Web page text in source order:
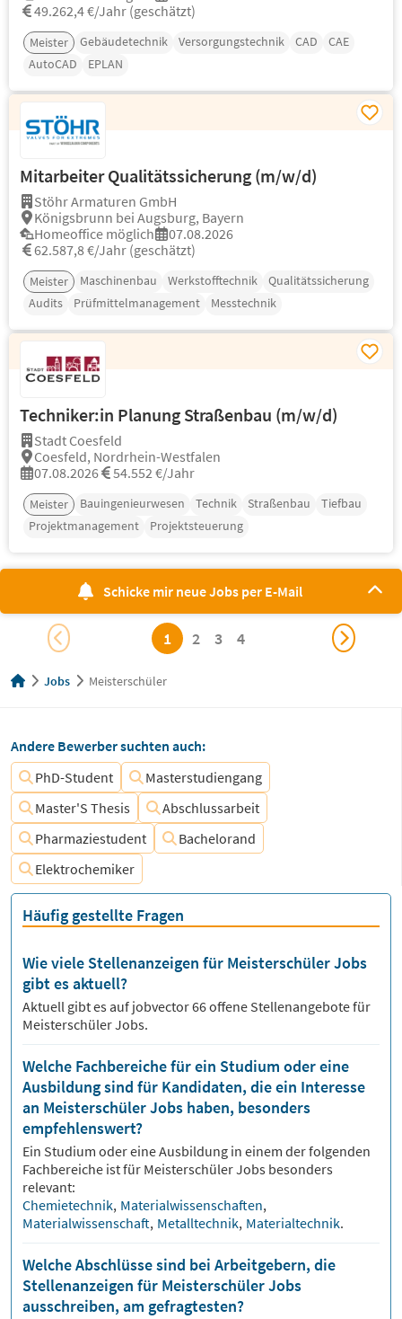
49.262,4 €/Jahr (geschätzt)
Meister Gebäudetechnik Versorgungstechnik CAD
CAE
AutoCAD
EPLAN
Mitarbeiter Qualitätssicherung (m/w/d)
Stöhr Armaturen GmbH
Königsbrunn bei Augsburg, Bayern
Homeoffice möglich
07.08.2026
62.587,8 €/Jahr (geschätzt)
Meister Maschinenbau Werkstofftechnik
Qualitätssicherung
Audits
Prüfmittelmanagement Messtechnik
Techniker:in Planung Straßenbau (m/w/d)
Stadt Coesfeld
Coesfeld, Nordrhein-Westfalen
07.08.2026
54.552 €/Jahr
Meister Bauingenieurwesen Technik Straßenbau
Tiefbau
Projektmanagement
Projektsteuerung
Schicke mir neue Jobs per E-Mail
1 2 3 4
Jobs Meisterschüler
Andere Bewerber suchten auch:
PhD-Student
Masterstudiengang
Master'S Thesis
Abschlussarbeit
Pharmaziestudent
Bachelorand
Elektrochemiker
Häufig gestellte Fragen
Wie viele Stellenanzeigen für Meisterschüler Jobs
gibt es aktuell?
Aktuell gibt es auf jobvector66offene Stellenangebote für
Meisterschüler Jobs.
Welche Fachbereiche für ein Studium oder eine
Ausbildung sind für Kandidaten, die ein Interesse
an Meisterschüler Jobs haben, besonders
empfehlenswert?
Ein Studium oder eine Ausbildung in einem der folgenden
Fachbereiche ist für MeisterschülerJobs besonders
relevant:
Chemietechnik, Materialwissenschaften,
Materialwissenschaft, Metalltechnik, Materialtechnik.
Welche Abschlüsse sind bei Arbeitgebern, die
Stellenanzeigen für Meisterschüler Jobs
ausschreiben, am gefragtesten?